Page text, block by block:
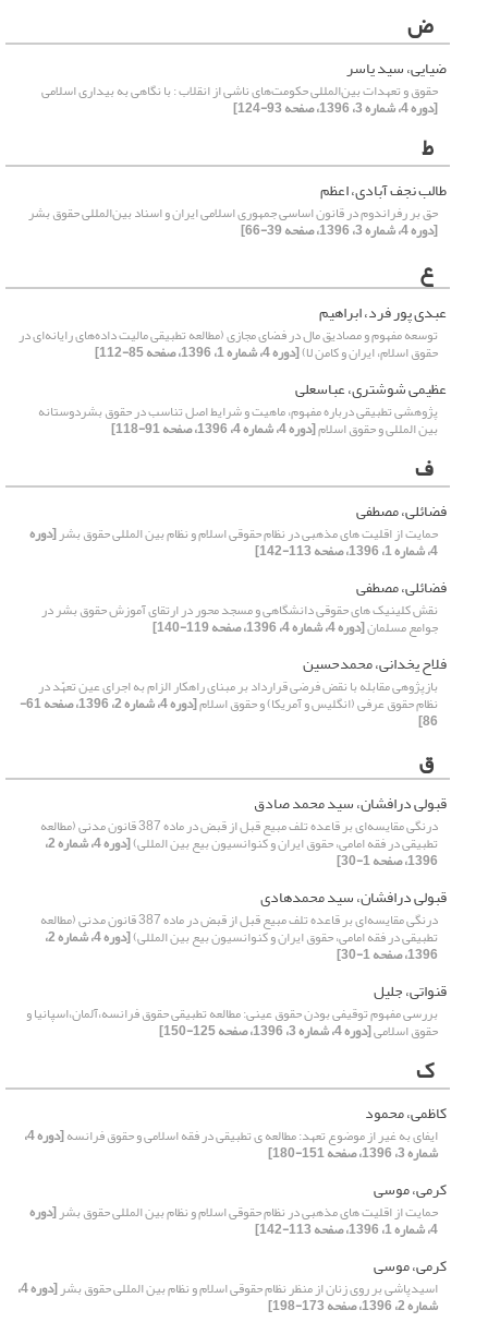
ض
ضیایی، سید یاسر
حقوق و تعهدات بین‌المللی حکومت‌های ناشی از انقلاب : با نگاهی به بیداری اسلامی
[دوره 4، شماره 3، 1396، صفحه 93-124]
ط
طالب نجف آبادی، اعظم
حق بر رفراندوم در قانون اساسی جمهوری اسلامی ایران و اسناد بین‌المللی حقوق بشر
[دوره 4، شماره 3، 1396، صفحه 39-66]
ع
عبدی پور فرد، ابراهیم
توسعه مفهوم و مصادیق مال در فضای مجازی (مطالعه تطبیقی مالیت داده‌های رایانه‌ای در
حقوق اسلام، ایران و کامن لا)[دوره 4، شماره 1، 1396، صفحه 85-112]
عظیمی شوشتری، عباسعلی
پژوهشی تطبیقی درباره مفهوم، ماهیت و شرایط اصل تناسب در حقوق بشردوستانه
بین المللی و حقوق اسلام[دوره 4، شماره 4، 1396، صفحه 91-118]
ف
فضائلی، مصطفی
حمایت از اقلیت های مذهبی در نظام حقوقی اسلام و نظام بین المللی حقوق بشر[دوره
4، شماره 1، 1396، صفحه 113-142]
فضائلی، مصطفی
نقش کلینیک های حقوقی دانشگاهی و مسجد محور در ارتقای آموزش حقوق بشر در
جوامع مسلمان[دوره 4، شماره 4، 1396، صفحه 119-140]
فلاح یخدانی، محمدحسین
بازپژوهی مقابله با نقض فرضی قرارداد بر مبنای راهکار الزام به اجرای عین تعهّد در
نظام حقوق عرفی (انگلیس و آمریکا) و حقوق اسلام [دوره 4، شماره 2، 1396، صفحه 61-
86]
ق
قبولی درافشان، سید محمد صادق
درنگی مقایسه‌ای بر قاعده تلف مبیع قبل از قبض در ماده 387 قانون مدنی (مطالعه
تطبیقی در فقه امامی، حقوق ایران و کنوانسیون بیع بین المللی) [دوره 4، شماره 2،
1396، صفحه 1-30]
قبولی درافشان، سید محمدهادی
درنگی مقایسه‌ای بر قاعده تلف مبیع قبل از قبض در ماده 387 قانون مدنی (مطالعه
تطبیقی در فقه امامی، حقوق ایران و کنوانسیون بیع بین المللی) [دوره 4، شماره 2،
1396، صفحه 1-30]
قنواتی، جلیل
بررسی مفهوم توقیفی بودن حقوق عینی: مطالعه تطبیقی حقوق فرانسه،آلمان،اسپانیا و
حقوق اسلامی[دوره 4، شماره 3، 1396، صفحه 125-150]
ک
کاظمی، محمود
ایفای به غیر از موضوع تعهد: مطالعه ی تطبیقی در فقه اسلامی و حقوق فرانسه [دوره 4،
شماره 3، 1396، صفحه 151-180]
کرمی، موسی
حمایت از اقلیت های مذهبی در نظام حقوقی اسلام و نظام بین المللی حقوق بشر[دوره
4، شماره 1، 1396، صفحه 113-142]
کرمی، موسی
اسیدپاشی بر روی زنان از منظر نظام حقوقی اسلام و نظام بین المللی حقوق بشر [دوره 4،
شماره 2، 1396، صفحه 173-198]